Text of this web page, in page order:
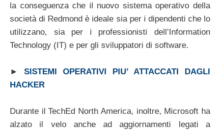
la conseguenza che il nuovo sistema operativo della
società di Redmond è ideale sia per i dipendenti che lo
utilizzano, sia per i professionisti dell’Information
Technology (IT) e per gli sviluppatori di software.
► SISTEMI OPERATIVI PIU’ ATTACCATI DAGLI
HACKER
Durante il TechEd North America, inoltre, Microsoft ha
alzato il velo anche ad aggiornamenti legati a